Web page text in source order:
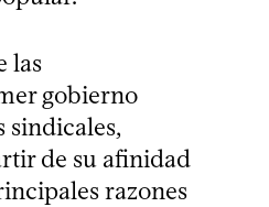
las
gobierno
sindicales,
de su afinidad
razones